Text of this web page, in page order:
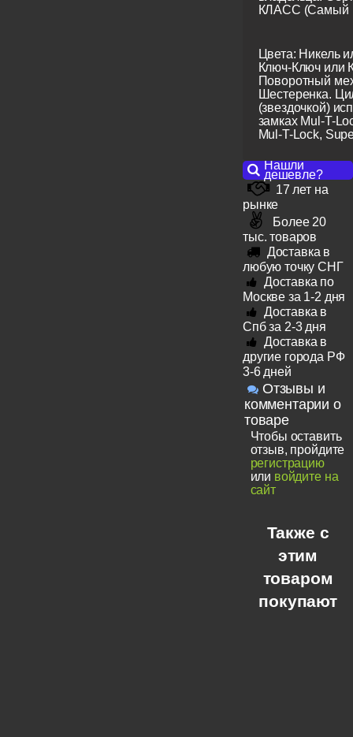
КЛАСС (Самый
Цвета: Никель
Ключ-Ключ или
Поворотный
Шестеренка.
(звездочкой)
замках Mul-T-
Mul-T-Lock,
Нашли
дешевле?
17 лет на
рынке
Более 20
тыс. товаров
Доставка в
любую точку СНГ
Доставка по
Москве за 1-2 дня
Доставка в
Спб за 2-3 дня
Доставка в
другие города РФ
3-6 дней
Отзывы и
комментарии о
товаре
Чтобы оставить
отзыв, пройдите
регистрацию
или войдите на
сайт
Также с
этим
товаром
покупают